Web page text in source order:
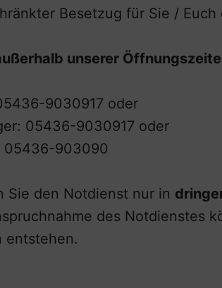
Besetzug für Sie / Euch
unserer
9030917 oder
05436-9030917 oder
05436-903090
Sie den Notdienst nur in
des Notdienstes
entstehen.